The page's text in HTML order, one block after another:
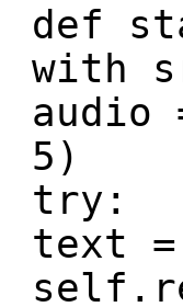
def
with
5)
try:
text =